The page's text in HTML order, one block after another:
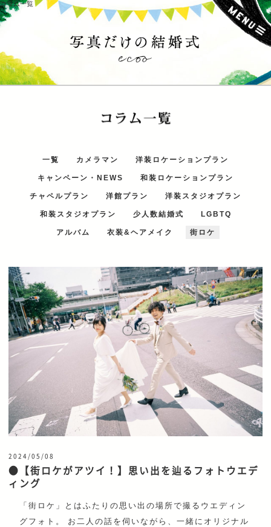
コラム一覧
一覧 カメラマン 洋装ロケーションプラン
キャンペーン・NEWS 和装ロケーションプラン
チャペルプラン 洋館プラン 洋装スタジオプラン
和装スタジオプラン 少人数結婚式 LGBTQ
アルバム 衣装&ヘアメイク 街ロケ
2024/05/08
●【街ロケがアツイ！】思い出を辿るフォトウエデ
ィング
「街ロケ」とはふたりの思い出の場所で撮るウエディン
グフォト。 お二人の話を伺いながら、一緒にオリジナル